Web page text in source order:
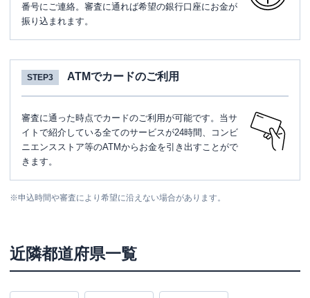
番号にご連絡。審査に通れば希望の銀行口座にお金が
振り込まれます。
STEP3 ATMでカードのご利用
審査に通った時点でカードのご利用が可能です。当サ
イトで紹介している全てのサービスが24時間、コンビ
ニエンスストア等のATMからお金を引き出すことがで
きます。
※申込時間や審査により希望に沿えない場合があります。
近隣都道府県一覧